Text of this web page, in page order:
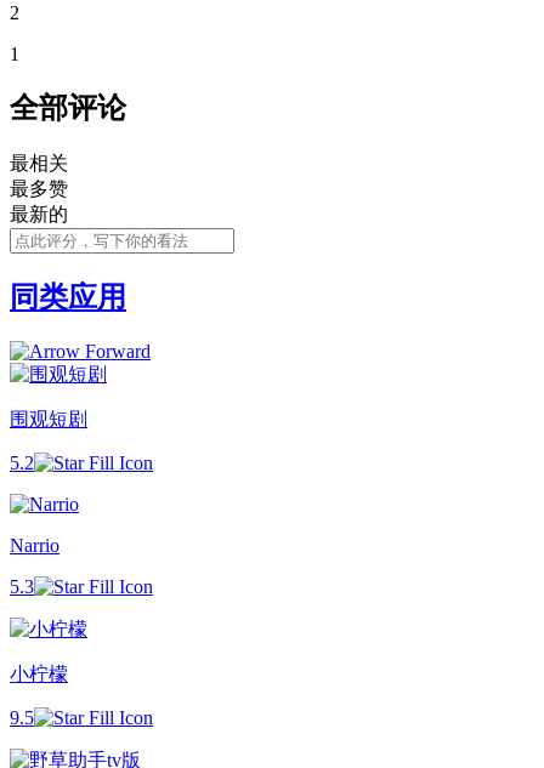
2
1
全部评论
最相关
最多赞
最新的
同类应用
围观短剧
5.2
Narrio
5.3
小柠檬
9.5